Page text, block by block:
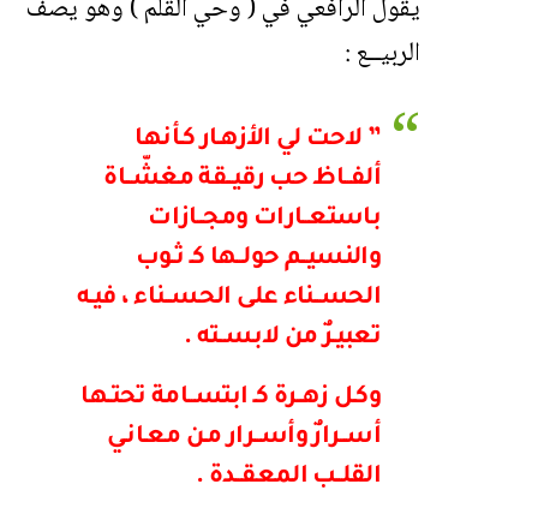
يقول الرافعي في ( وحي القلم ) وهو يصف
الربيــع :
” لاحت لي الأزهـار كـأنها
ألفــاظ حب رقيــقة مغشّــاة
باستعــارات ومجــازات
والنسيــم حولــها كـ ثـوب
الحســناء على الحســناء ، فيـه
تعبيـرٌ من لابســته .
وكـل زهــرة كـ ابتســامة تحتـها
أســرارٌ وأســرار مـن معـانـي
القلــب المعقــدة .